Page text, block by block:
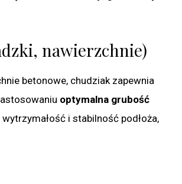
nawierzchnie)
betonowe, chudziak zapewnia
optymalna grubość
i stabilność podłoża,